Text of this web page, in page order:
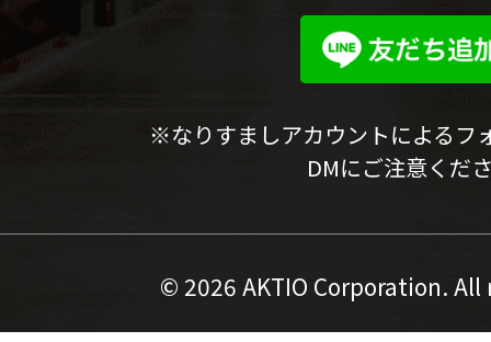
※なりすましアカウントによるフ
DMにご注意くだ
© 2026 AKTIO Corporation.